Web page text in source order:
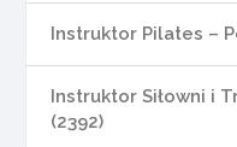
Instruktor Pilates –
Instruktor Siłowni i
(2392)